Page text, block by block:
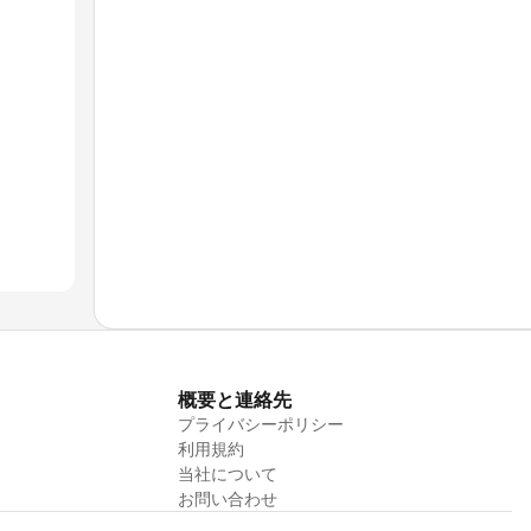
概要と連絡先
プライバシーポリシー
利用規約
当社について
お問い合わせ